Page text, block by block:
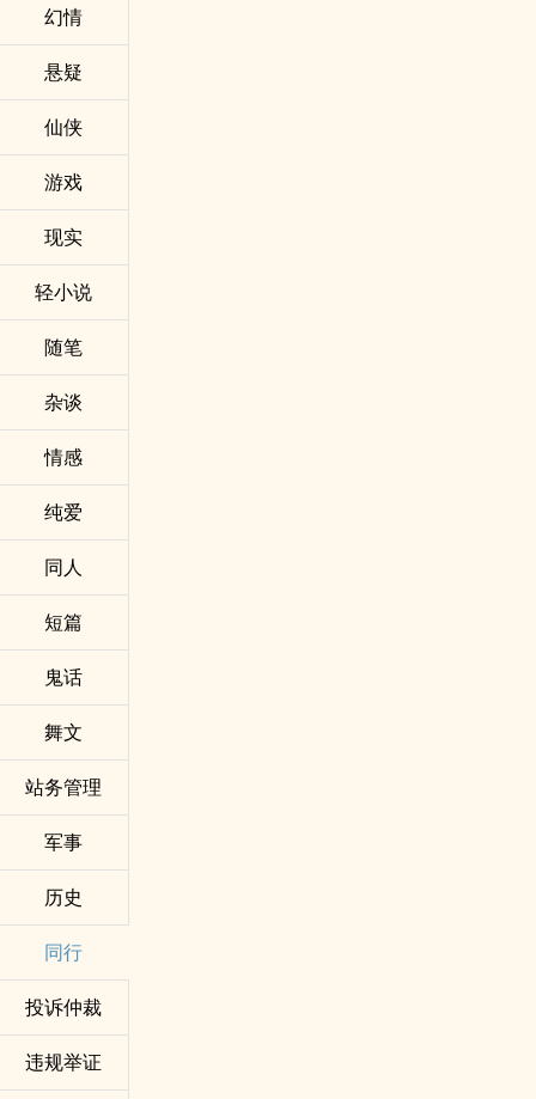
幻情
悬疑
仙侠
游戏
现实
轻小说
随笔
杂谈
情感
纯爱
同人
短篇
鬼话
舞文
站务管理
军事
历史
同行
投诉仲裁
违规举证